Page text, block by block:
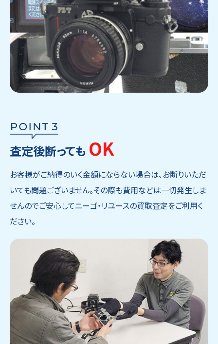
ウェブから1分
かんたん査定見積
フリーダイヤル
0120-1212-25
査定後断っても OK
お客様がご納得のいく金額にならない場合は、お断りいただ
いても問題ございません。その際も費用などは一切発生しま
せんのでご安心してニーゴ・リユースの買取査定をご利用く
ださい。